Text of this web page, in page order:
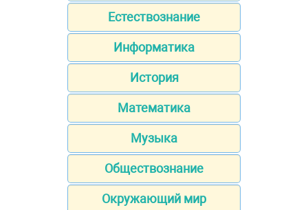
Естествознание
Информатика
История
Математика
Музыка
Обществознание
Окружающий мир